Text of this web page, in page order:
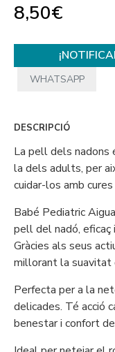
8,50€
WHATSAPP
DESCRIPCIÓ
La pell dels nadons
la dels adults, per
cuidar-los amb
Babé Pediatric
pell del nadó, eficaç
Gràcies als seus
millorant la suavitat
Perfecta per a la
delicades. Té acció
benestar i confort